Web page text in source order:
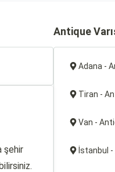
şehir
Antique
Adana -
Tiran -
Van -
İstanbul